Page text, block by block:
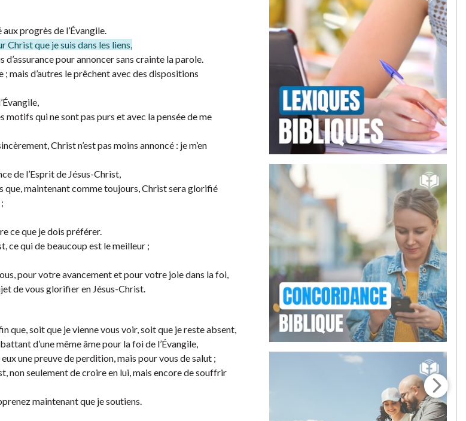
progrès de l’Évangile.
que je suis dans les liens,
pour annoncer sans crainte la parole.
mais d’autres le prêchent avec des dispositions
motifs qui ne sont pas purs et avec la pensée de me
Christ n’est pas moins annoncé : je m’en
de l’Esprit de Jésus-Christ,
que, maintenant comme toujours, Christ sera glorifié
ce que je dois préférer.
ce qui de beaucoup est le meilleur ;
pour votre avancement et pour votre joie dans la foi,
de vous glorifier en Jésus-Christ.
que, soit que je vienne vous voir, soit que je reste absent,
d’une même âme pour la foi de l’Évangile,
une preuve de perdition, mais pour vous de salut ;
non seulement de croire en lui, mais encore de souffrir
maintenant que je soutiens.